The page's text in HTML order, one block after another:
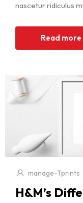
nascetur ridiculus
Read more
manage-Tprints
H&M’s